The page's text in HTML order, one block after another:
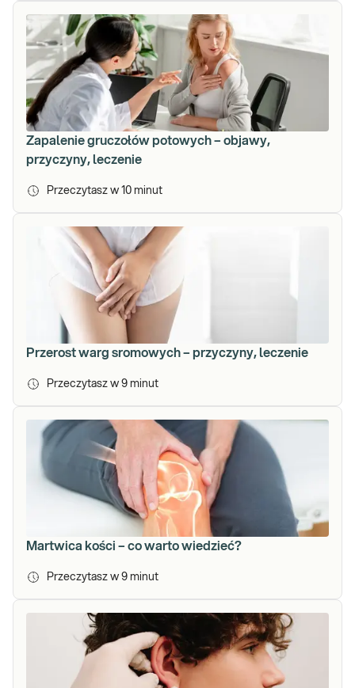
Zapalenie gruczołów potowych – objawy,
przyczyny, leczenie
Przeczytasz w 10 minut
Przerost warg sromowych – przyczyny, leczenie
Przeczytasz w 9 minut
Martwica kości – co warto wiedzieć?
Przeczytasz w 9 minut